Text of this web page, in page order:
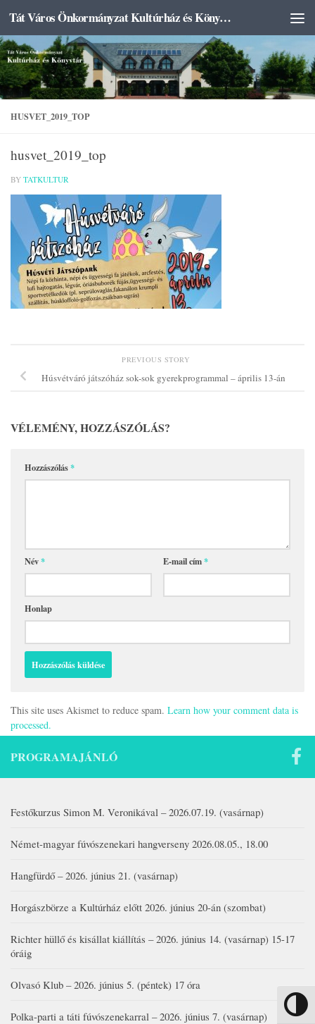
Nagy
Skip to content Tát Város Önkormányzat Kultúrház és Könyvtár
HUSVET_2019_TOP
husvet_2019_top
BY TATKULTUR
PREVIOUS STORY
Húsvétváró játszóház sok-sok gyerekprogrammal – április 13-án
VÉLEMÉNY, HOZZÁSZÓLÁS?
Hozzászólás*
Név* E-mail cím*
Honlap
This site uses Akismet to reduce spam. Learn how your comment data is
processed.
PROGRAMAJÁNLÓ
Festőkurzus Simon M. Veronikával – 2026.07.19. (vasárnap)
Német-magyar fúvószenekari hangverseny 2026.08.05., 18.00
Hangfürdő – 2026. június 21. (vasárnap)
Horgászbörze a Kultúrház előtt 2026. június 20-án (szombat)
Richter hüllő és kisállat kiállítás – 2026. június 14. (vasárnap) 15-17
óráig
Olvasó Klub – 2026. június 5. (péntek) 17 óra
Polka-parti a táti fúvószenekarral – 2026. június 7. (vasárnap)